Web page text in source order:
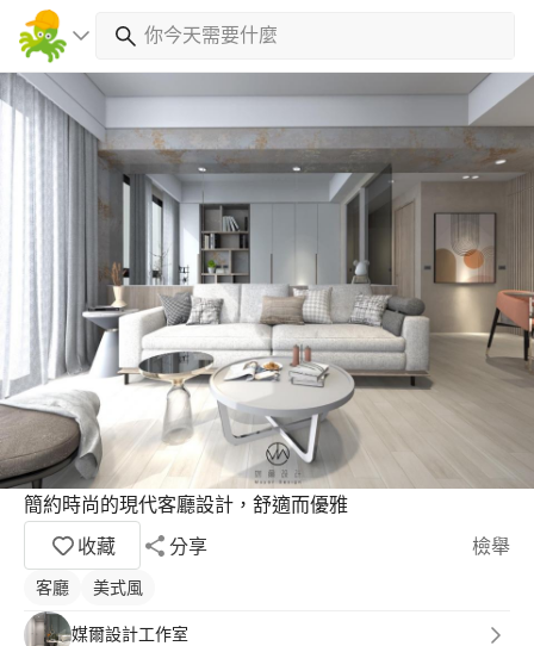
簡約時尚的現代客廳設計，舒適而優雅
收藏
分享 檢舉
客廳 美式風
媒爾設計工作室